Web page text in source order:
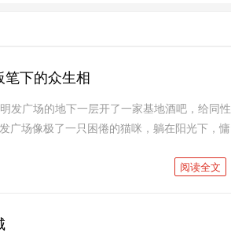
下的众生相
发广场的地下一层开了一家基地酒吧，给同性
广场像极了一只困倦的猫咪，躺在阳光下，慵
阅读全文